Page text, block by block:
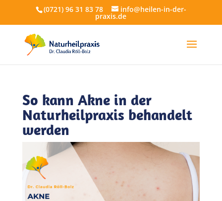
(0721) 96 31 83 78 info@heilen-in-der-
praxis.de
So kann Akne in der
Naturheilpraxis behandelt
werden